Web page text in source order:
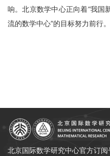
响。北京数学中心正向着“我国
流的数学中心”的目标努力前行。
北京国际数学研究中心官方订